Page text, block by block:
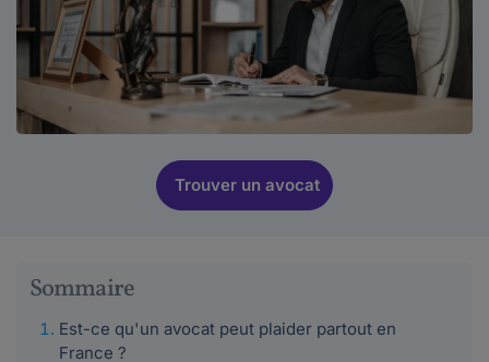
Trouver un avocat
Sommaire
Est-ce qu'un avocat peut plaider partout en
France ?